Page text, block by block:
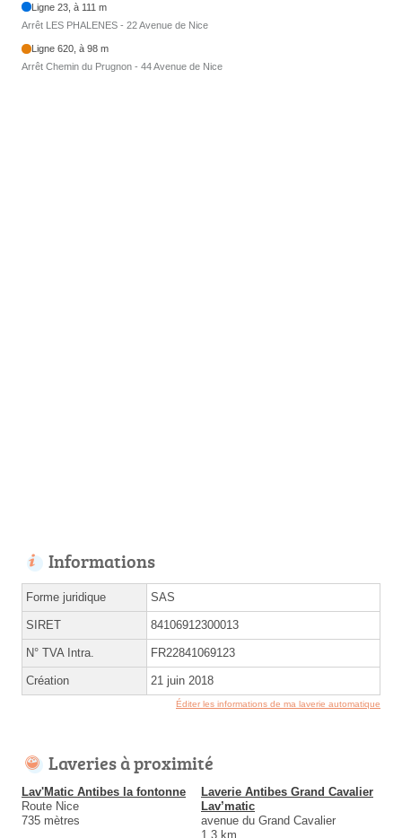
Ligne 23, à 111 m
Arrêt LES PHALENES - 22 Avenue de Nice
Ligne 620, à 98 m
Arrêt Chemin du Prugnon - 44 Avenue de Nice
Informations
Forme juridique SAS
SIRET 84106912300013
N° TVA Intra. FR22841069123
Création 21 juin 2018
Éditer les informations de ma laverie automatique
Laveries à proximité
Lav'Matic Antibes la fontonne
Route Nice
735 mètres
Laverie Antibes Grand Cavalier
Lav’matic
avenue du Grand Cavalier
1.3 km